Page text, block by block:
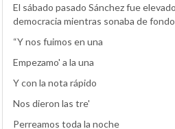
El sábado pasado Sánchez fue
democracia mientras sonaba de
“Y nos fuimos en una
Empezamo' a la una
Y con la nota rápido
Nos dieron las tre'
Perreamos toda la noche